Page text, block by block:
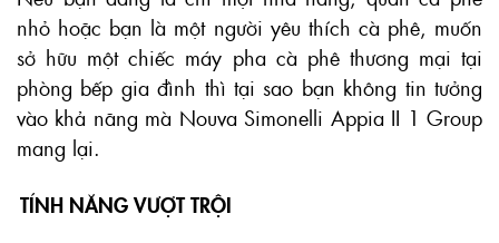
nhỏ hoặc bạn là một người yêu thích cà phê, muốn
sở hữu một chiếc máy pha cà phê thương mại tại
phòng bếp gia đình thì tại sao bạn không tin tưởng
vào khả năng mà Nouva Simonelli Appia II 1 Group
mang lại.
TÍNH NĂNG VƯỢT TRỘI